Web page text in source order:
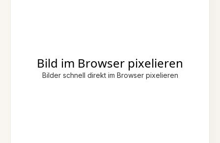
Bild im Browser pixelieren
Bilder schnell direkt im Browser pixelieren